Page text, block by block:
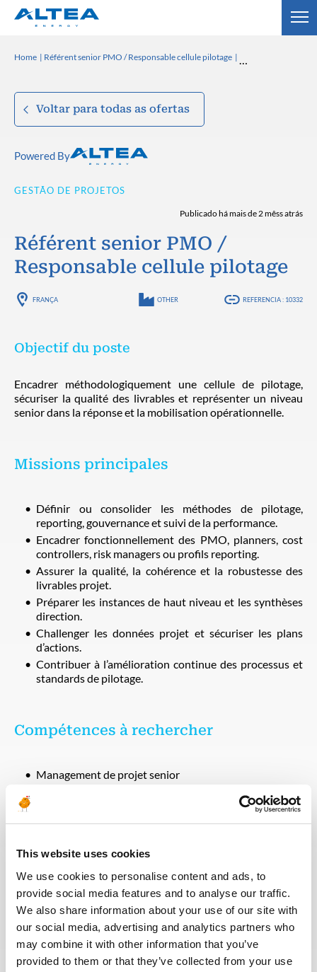
This website uses cookies
We use cookies to personalise content and ads, to
provide social media features and to analyse our traffic.
We also share information about your use of our site with
our social media, advertising and analytics partners who
may combine it with other information that you’ve
provided to them or that they’ve collected from your use
Home Référent senior PMO / Responsable cellule pilotage
Voltar para todas as ofertas
Powered By
GESTÃO DE PROJETOS
Publicado há mais de 2 mêss atrás
Référent senior PMO /
Responsable cellule pilotage
FRANÇA OTHER REFERENCIA : 10332
Objectif du poste
Encadrer méthodologiquement une cellule de pilotage,
sécuriser la qualité des livrables et représenter un niveau
senior dans la réponse et la mobilisation opérationnelle.
Missions principales
Définir ou consolider les méthodes de pilotage,
reporting, gouvernance et suivi de la performance.
Encadrer fonctionnellement des PMO, planners, cost
controllers, risk managers ou profils reporting.
Assurer la qualité, la cohérence et la robustesse des
livrables projet.
Préparer les instances de haut niveau et les synthèses
direction.
Challenger les données projet et sécuriser les plans
d’actions.
Contribuer à l’amélioration continue des processus et
standards de pilotage.
Compétences à rechercher
Management de projet senior
Méthodes project controls
Encadrement fonctionnel
Qualité livrables
Synthèse direction
Amélioration continue
Relation client senior